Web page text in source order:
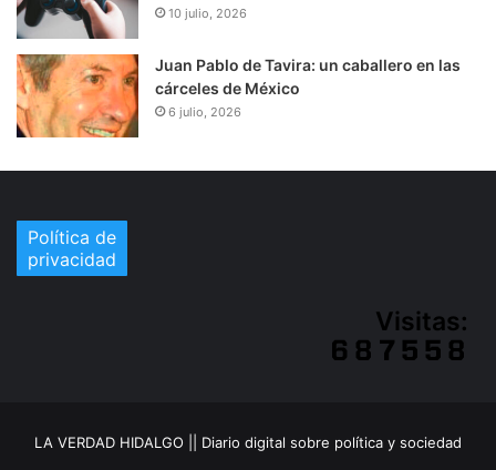
10 julio, 2026
Juan Pablo de Tavira: un caballero en las
cárceles de México
6 julio, 2026
Política de
privacidad
Visitas:
LA VERDAD HIDALGO || Diario digital sobre política y sociedad